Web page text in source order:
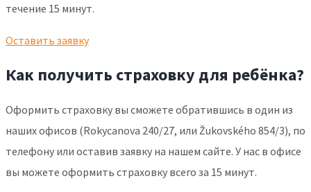
течение 15 минут.
Оставить заявку
Как получить страховку для ребёнка?
Оформить страховку вы сможете обратившись в один из
наших офисов (Rokycanova 240/27, или Žukovského 854/3), по
телефону или оставив заявку на нашем сайте. У нас в офисе
вы можете оформить страховку всего за 15 минут.